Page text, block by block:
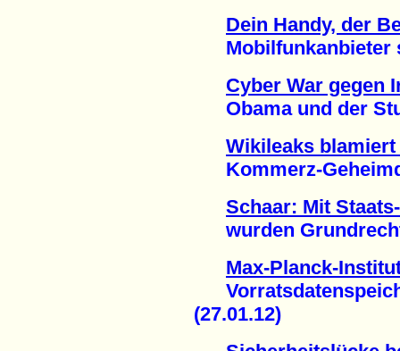
Dein Handy, der
Mobilfunkanbieter
Cyber War gegen
Obama und der
Wikileaks
Kommerz-
Schaar: Mit
wurden
Max-Planck-
(27.01.12)